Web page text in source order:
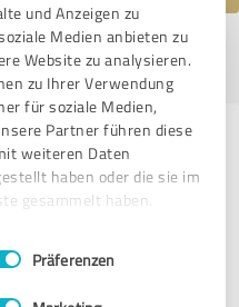
und Anzeigen zu
Medien anbieten zu
Website zu analysieren.
zu Ihrer Verwendung
für soziale Medien,
Partner führen diese
weiteren Daten
haben oder die sie im
gesammelt haben.
Präferenzen
06.12.2021
weiteren
Bereich